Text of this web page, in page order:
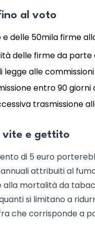
al voto
delle 50mila firme
delle firme da parte
legge alle
entro 90
trasmissione
vite e gettito
di 5 euro
attribuiti al
mortalità da
si limitano a
che corrisponde a